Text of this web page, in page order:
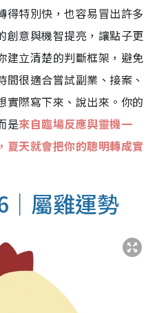
得特別快，也容易冒出許多
創意與機智提亮，讓點子更
建立清楚的判斷框架，避免
很適合嘗試副業、接案、
實際寫下來、說出來。你的
是來自臨場反應與靈機一
夏天就會把你的聰明轉成實
｜屬雞運勢